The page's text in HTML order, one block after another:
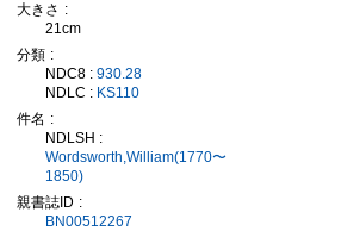
大きさ
21cm
分類
NDC8 : 930.28
NDLC : KS110
件名
NDLSH :
Wordsworth,William(1770〜
1850)
親書誌ID
BN00512267